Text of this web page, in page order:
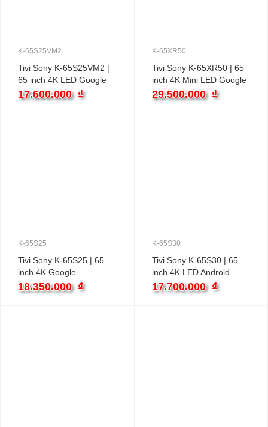
K-65S25VM2
Tivi Sony K-65S25VM2 |
65 inch 4K LED Google
17.600.000 ₫
K-65XR50
Tivi Sony K-65XR50 | 65
inch 4K Mini LED Google
29.500.000 ₫
K-65S25
Tivi Sony K-65S25 | 65
inch 4K Google
18.350.000 ₫
K-65S30
Tivi Sony K-65S30 | 65
inch 4K LED Android
17.700.000 ₫